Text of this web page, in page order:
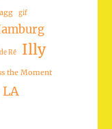
gif
Ré Illy
the Moment
LA